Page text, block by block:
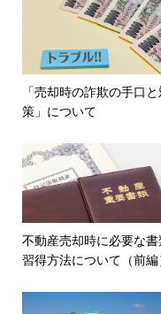
「売却時の詐欺の手口と
策」について
不動産売却時に必要な書
習得方法について（前編